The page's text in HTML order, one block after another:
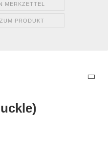
MERKZETTEL
PRODUKT